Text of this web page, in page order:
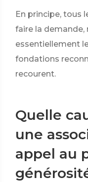
En principe, tous
faire la demande,
essentiellement
fondations
recourent.
Quelle
une
appel au